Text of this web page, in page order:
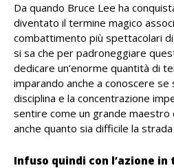
Da quando Bruce Lee ha
diventato il termine magico
combattimento più spettacolari
si sa che per padroneggiare
dedicare un’enorme quantità di
imparando anche a conoscere
disciplina e la concentrazione
sentire come un grande maestro
anche quanto sia difficile la
Infuso quindi con l’azione